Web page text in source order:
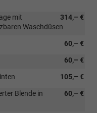
314,– €
mit
Waschdüsen
60,– €
60,– €
105,– €
60,– €
Blende in